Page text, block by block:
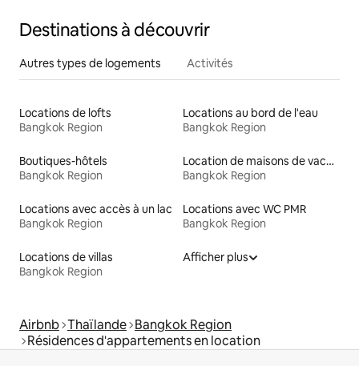
Destinations à découvrir
Autres types de logements Activités
Locations de lofts
Bangkok Region
Locations au bord de l'eau
Bangkok Region
Boutiques-hôtels
Bangkok Region
Location de maisons de vacances
Bangkok Region
Locations avec accès à un lac
Bangkok Region
Locations avec WC PMR
Bangkok Region
Locations de villas
Bangkok Region
Afficher plus
Airbnb Thaïlande Bangkok Region
Résidences d'appartements en location